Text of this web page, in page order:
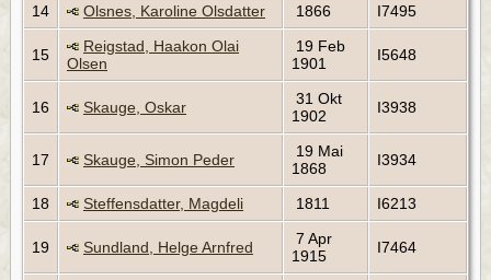
14 Olsnes, Karoline Olsdatter 1866 I7495
15
Reigstad, Haakon Olai
Olsen
19 Feb
1901
I5648
16 Skauge, Oskar
31 Okt
1902
I3938
17 Skauge, Simon Peder
19 Mai
1868
I3934
18 Steffensdatter, Magdeli 1811 I6213
19 Sundland, Helge Arnfred
7 Apr
1915
I7464